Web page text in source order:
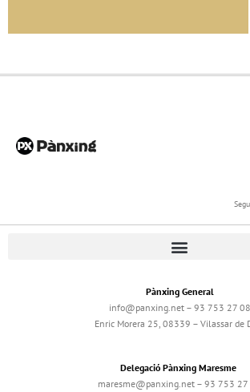
Pànxing General
info@panxing.net – 93 753 27 08
Enric Morera 25, 08339 – Vilassar de
Delegació Pànxing Maresme
maresme@panxing.net – 93 753 27